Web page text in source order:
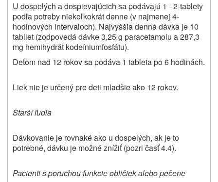
U dospelých a dospievajúcich sa podávajú 1 - 2-tablety
podľa potreby niekoľkokrát denne (v najmenej 4-
hodinových intervaloch). Najvyššia denná dávka je 10
tabliet (zodpovedá dávke 3,25 g paracetamolu a 287,3
mg hemihydrát kodeíniumfosfátu).
Deťom nad 12 rokov sa podáva 1 tableta po 6 hodinách.
Liek nie je určený pre deti mladšie ako 12 rokov.
Starší ľudia
Dávkovanie je rovnaké ako u dospelých, ak je to
potrebné, dávku je možné znížiť (pozri časť 4.4).
Pacienti s poruchou funkcie obličiek alebo pečene